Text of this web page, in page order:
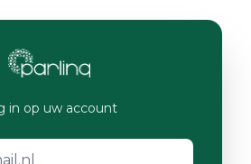
in op uw account